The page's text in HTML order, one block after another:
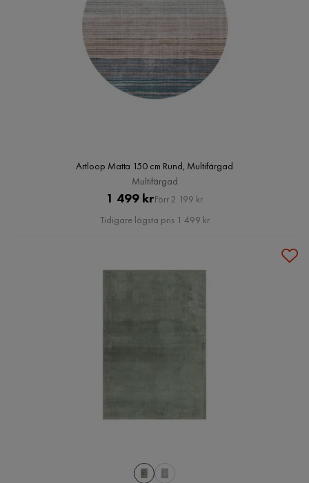
Artloop Matta 150 cm Rund, Multifärgad
Multifärgad
Pris
1 499 krOriginal
Pris
Förr 2 199 kr
Tidigare lägsta pris 1 499 kr